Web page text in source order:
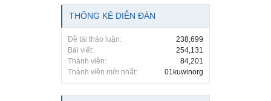
THỐNG KÊ DIỄN ĐÀN
Đề tài thảo luận:
238,699
Bài viết:
254,131
Thành viên:
84,201
Thành viên mới nhất:
01kuwinorg